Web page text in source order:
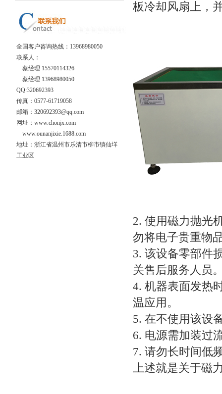
全国客户咨询热线： 13968980050
联系人：
蔡经理 15570114326
蔡经理 13968980050
QQ:320692393
传真：0577-61719058
邮箱：320692393@qq.com
网址：www.chonjx.com
www.ounanjixie.1688.com
地址：浙江省温州市乐清市柳市镇仙垟
工业区
板冷却风扇上，
2. 使用磁力抛光
勿将电子贵重物
3. 该设备零部件
关售后服务人员
4. 机器表面发热
温应用。
5. 在不使用该设
6. 电源需加装过
7. 请勿长时间低
上述就是关于磁